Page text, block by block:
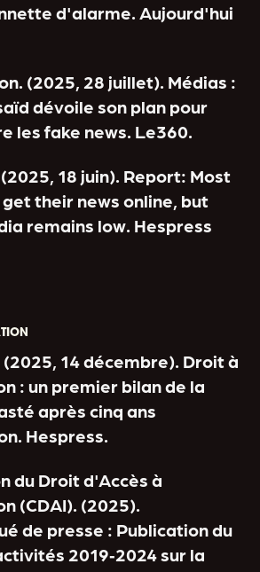
d'alarme. Aujourd'hui
(2025, 28 juillet). Médias :
dévoile son plan pour
les fake news. Le360.
18 juin). Report: Most
their news online, but
remains low. Hespress
14 décembre). Droit à
: un premier bilan de la
après cinq ans
Hespress.
du Droit d'Accès à
(CDAI). (2025).
de presse : Publication du
2019‑2024 sur la